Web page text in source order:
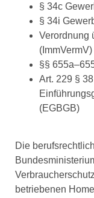
§ 34c
§ 34i
Verordnung
(ImmVermV)
§§
Art. 229 §
(EGBGB)
Die
betriebenen